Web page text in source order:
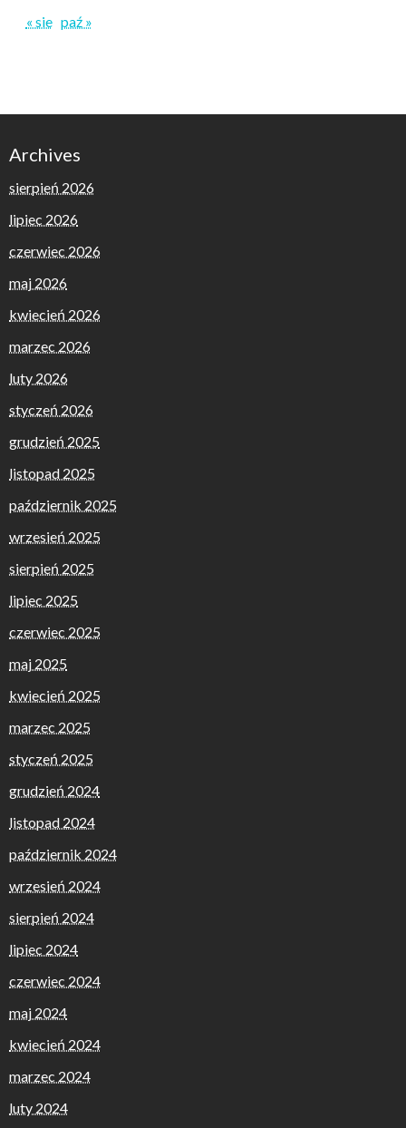
« sie paź »
Archives
sierpień 2026
lipiec 2026
czerwiec 2026
maj 2026
kwiecień 2026
marzec 2026
luty 2026
styczeń 2026
grudzień 2025
listopad 2025
październik 2025
wrzesień 2025
sierpień 2025
lipiec 2025
czerwiec 2025
maj 2025
kwiecień 2025
marzec 2025
styczeń 2025
grudzień 2024
listopad 2024
październik 2024
wrzesień 2024
sierpień 2024
lipiec 2024
czerwiec 2024
maj 2024
kwiecień 2024
marzec 2024
luty 2024